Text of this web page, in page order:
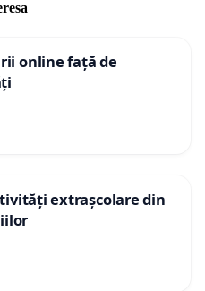
online față de
extrașcolare din